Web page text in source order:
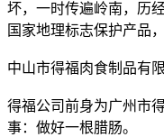
坏，一时传遍岭南，历
国家地理标志保护产品
中山市得福肉食制品有
得福公司前身为广州市
事：做好一根腊肠。